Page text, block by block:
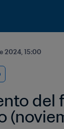
2024, 15:00
del